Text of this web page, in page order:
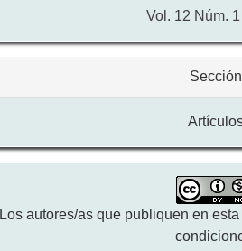
Vol. 12 Núm.
Sección
Los autores/as que publiquen en